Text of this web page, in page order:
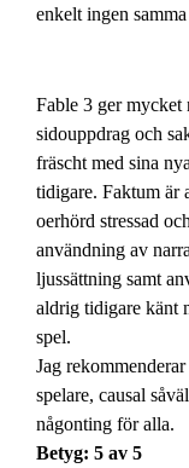
enkelt ingen
Fable 3 ger mycket
sidouppdrag och
fräscht med sina
tidigare. Faktum är
oerhörd stressad
användning av
ljussättning samt
aldrig tidigare känt
spel.
Jag
spelare, causal
någonting för alla.
Betyg: 5 av 5